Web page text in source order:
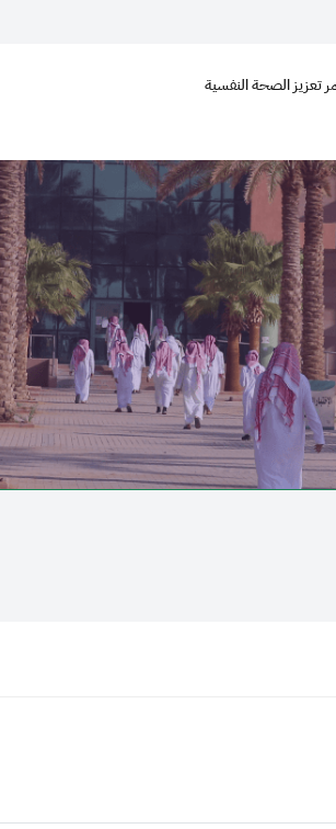
تعزيز الصحة النفسية